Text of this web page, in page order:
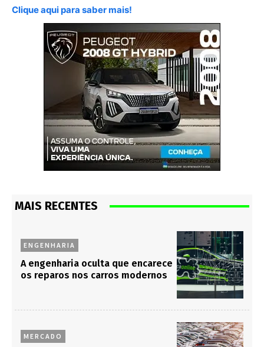
Clique aqui para saber mais!
MAIS RECENTES
ENGENHARIA
A engenharia oculta que encarece
os reparos nos carros modernos
MERCADO